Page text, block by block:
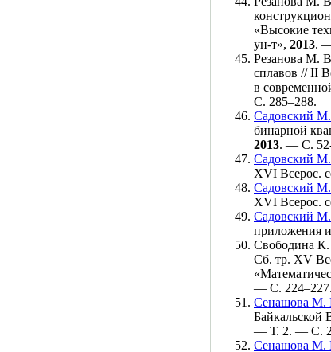
«Высокие
ун-т», 2013.
Резанова М.
сплавов // II
в
С. 285–288.
Садовский М.
бинарной
2013. — С.
Садовский М.
XVI Всерос.
Садовский М.
XVI Всерос.
Садовский М.
приложения
Свободина
Сб. тр. XV
— С. 224–227.
Сенашова
— Т. 2. — С. 2
Сенашова